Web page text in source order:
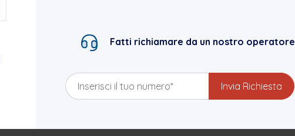
Fatti richiamare da un nostro operatore